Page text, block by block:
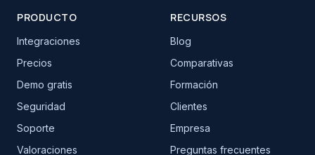
PRODUCTO
Integraciones
Precios
Demo gratis
Seguridad
Soporte
Valoraciones
RECURSOS
Blog
Comparativas
Formación
Clientes
Empresa
Preguntas frecuentes